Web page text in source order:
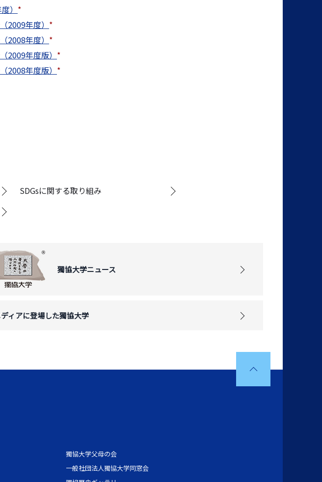
） *
2009年度） *
2008年度） *
年度版） *
年度版） *
SDGsに関する取り組み
獨協大学ニュース
ディアに登場した獨協大学
獨協大学父母の会
一般社団法人獨協大学同窓会